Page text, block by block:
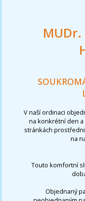
V naší ordinaci
na konkrétní den
stránkách
na
Touto komfortní
Objednaný